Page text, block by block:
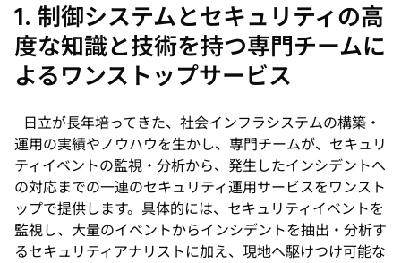
1. 制御システムとセキュリティの高
度な知識と技術を持つ専門チームに
よるワンストップサービス
日立が長年培ってきた、社会インフラシステムの構築・
運用の実績やノウハウを生かし、専門チームが、セキュリ
ティイベントの監視・分析から、発生したインシデントへ
の対応までの一連のセキュリティ運用サービスをワンスト
ップで提供します。具体的には、セキュリティイベントを
監視し、大量のイベントからインシデントを抽出・分析す
るセキュリティアナリストに加え、現地へ駆けつけ可能な